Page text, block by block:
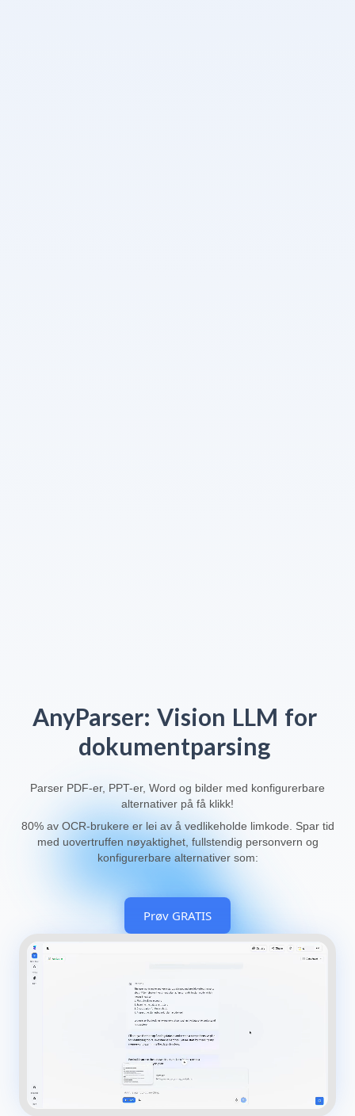
AnyParser: Vision LLM for
dokumentparsing
Parser PDF-er, PPT-er, Word og bilder med konfigurerbare
alternativer på få klikk!
80% av OCR-brukere er lei av å vedlikeholde limkode. Spar tid
med uovertruffen nøyaktighet, fullstendig personvern og
konfigurerbare alternativer som:
Prøv GRATIS